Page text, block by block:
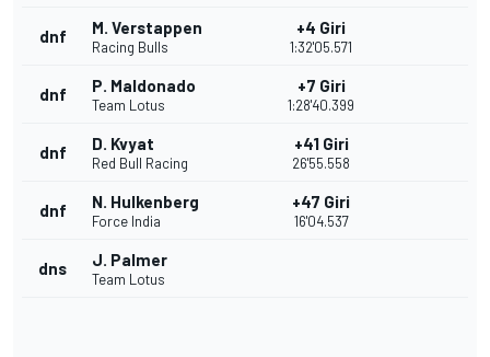
dnf M. Verstappen
Racing Bulls
+4 Giri
1:32'05.571
dnf P. Maldonado
Team Lotus
+7 Giri
1:28'40.399
dnf D. Kvyat
Red Bull Racing
+41 Giri
26'55.558
dnf N. Hulkenberg
Force India
+47 Giri
16'04.537
dns J. Palmer
Team Lotus